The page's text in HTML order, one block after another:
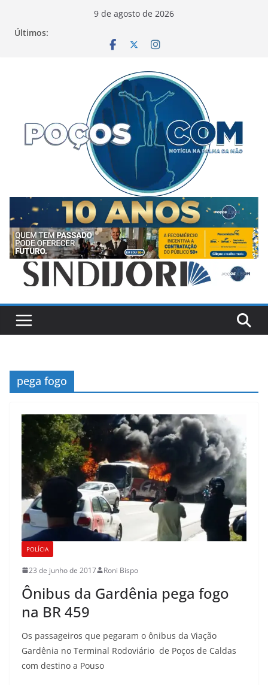
9 de agosto de 2026
Últimos:
pega fogo
POLÍCIA
23 de junho de 2017 Roni Bispo
Ônibus da Gardênia pega fogo
na BR 459
Os passageiros que pegaram o ônibus da Viação
Gardênia no Terminal Rodoviário de Poços de Caldas
com destino a Pouso